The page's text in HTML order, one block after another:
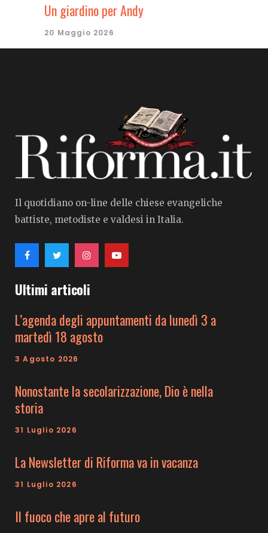
Un giardino per Andy
20 Maggio 2026
Il quotidiano on-line delle chiese evangeliche
battiste, metodiste e valdesi in Italia.
Ultimi articoli
L’agenda degli appuntamenti da lunedì 3 a
martedì 18 agosto
3 Agosto 2026
Nonostante la secolarizzazione, Dio è nella
storia
31 Luglio 2026
La Newsletter di Riforma va in vacanza
31 Luglio 2026
Il fuoco che apre al futuro